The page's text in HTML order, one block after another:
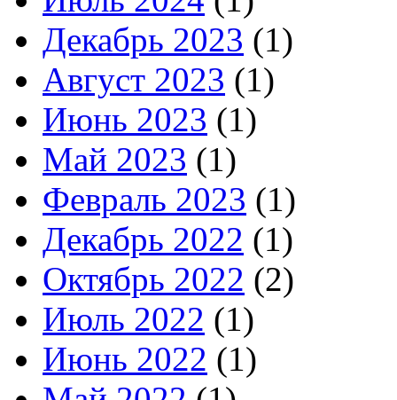
Декабрь 2023 (1)
Август 2023 (1)
Июнь 2023 (1)
Май 2023 (1)
Февраль 2023 (1)
Декабрь 2022 (1)
Октябрь 2022 (2)
Июль 2022 (1)
Июнь 2022 (1)